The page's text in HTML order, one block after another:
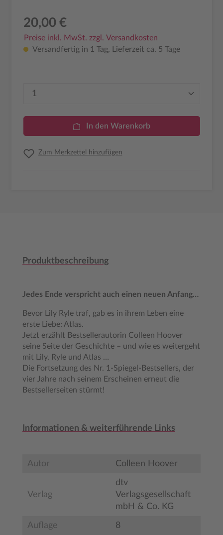
20,00 €
Preise inkl. MwSt. zzgl. Versandkosten
Versandfertig in 1 Tag, Lieferzeit ca. 5 Tage
Produkt Anzahl: Gib den gewünschten
In den Warenkorb
Zum Merkzettel hinzufügen
Produktbeschreibung
Jedes Ende verspricht auch einen neuen Anfang…
Bevor Lily Ryle traf, gab es in ihrem Leben eine
erste Liebe: Atlas.
Jetzt erzählt Bestsellerautorin Colleen Hoover
seine Seite der Geschichte – und wie es weitergeht
mit Lily, Ryle und Atlas …
Die Fortsetzung des Nr. 1-Spiegel-Bestsellers, der
vier Jahre nach seinem Erscheinen erneut die
Bestsellerseiten stürmt!
Informationen & weiterführende Links
Autor Colleen Hoover
Verlag
dtv
Verlagsgesellschaft
mbH & Co. KG
Auflage 8